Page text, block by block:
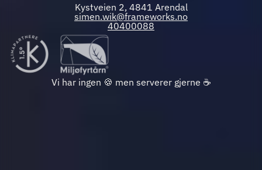
Kystveien 2, 4841 Arendal
simen.wik@frameworks.no
40400088
Vi har ingen 🍪 men serverer gjerne ☕